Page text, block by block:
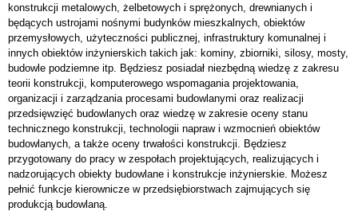
konstrukcji metalowych, żelbetowych i sprężonych, drewnianych i
będących ustrojami nośnymi budynków mieszkalnych, obiektów
przemysłowych, użyteczności publicznej, infrastruktury komunalnej i
innych obiektów inżynierskich takich jak: kominy, zbiorniki, silosy, mosty,
budowle podziemne itp. Będziesz posiadał niezbędną wiedzę z zakresu
teorii konstrukcji, komputerowego wspomagania projektowania,
organizacji i zarządzania procesami budowlanymi oraz realizacji
przedsięwzięć budowlanych oraz wiedzę w zakresie oceny stanu
technicznego konstrukcji, technologii napraw i wzmocnień obiektów
budowlanych, a także oceny trwałości konstrukcji. Będziesz
przygotowany do pracy w zespołach projektujących, realizujących i
nadzorujących obiekty budowlane i konstrukcje inżynierskie. Możesz
pełnić funkcje kierownicze w przedsiębiorstwach zajmujących się
produkcją budowlaną.